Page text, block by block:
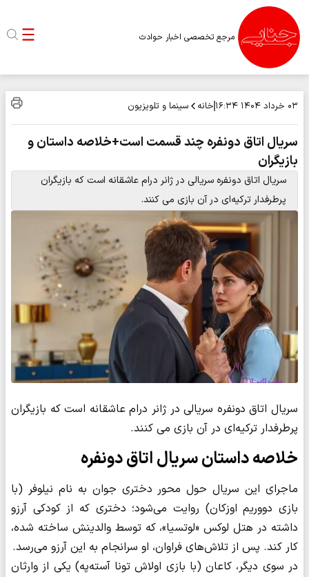
مرجع تخصصی اخبار حوادث
۰۳ خرداد ۱۴۰۴ ۱۶:۳۴ خانه سینما و تلویزیون
سریال اتاق دونفره چند قسمت است+خلاصه داستان و
بازیگران
سریال اتاق دونفره سریالی در ژانر درام عاشقانه است که بازیگران
پرطرفدار ترکیه‌ای در آن بازی می کنند.
سریال اتاق دونفره سریالی در ژانر درام عاشقانه است که بازیگران
پرطرفدار ترکیه‌ای در آن بازی می کنند.
خلاصه داستان سریال اتاق دونفره
ماجرای این سریال حول محور دختری جوان به نام نیلوفر (با
بازی دووریم اوزکان) روایت می‌شود؛ دختری که از کودکی آرزو
داشته در هتل لوکس «لوتسیا»، که توسط والدینش ساخته شده،
کار کند. پس از تلاش‌های فراوان، او سرانجام به این آرزو می‌رسد.
در سوی دیگر، کاعان (با بازی اولاش تونا آسته‌په) یکی از وارثان